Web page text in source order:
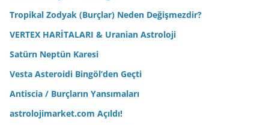
Tropikal Zodyak (Burçlar) Neden Değişmezdir?
VERTEX HARİTALARI & Uranian Astroloji
Satürn Neptün Karesi
Vesta Asteroidi Bingöl’den Geçti
Antiscia / Burçların Yansımaları
astrolojimarket.com Açıldı!